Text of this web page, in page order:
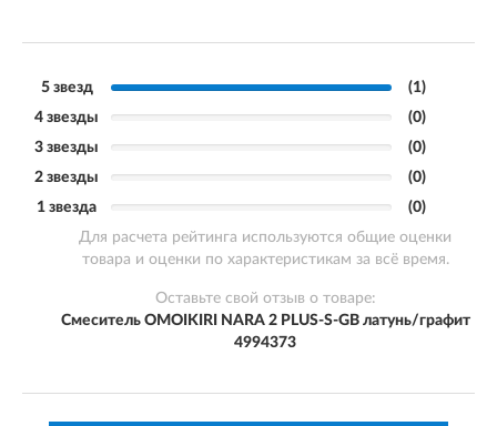
5 звезд
(1)
4 звезды
(0)
3 звезды
(0)
2 звезды
(0)
1 звезда
(0)
Для расчета рейтинга используются общие оценки
товара и оценки по характеристикам за всё время.
Оставьте свой отзыв о товаре:
Смеситель OMOIKIRI NARA 2 PLUS-S-GB латунь/графит
4994373